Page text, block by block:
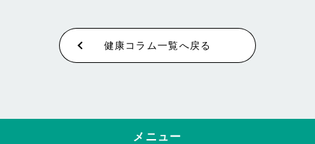
健康コラム一覧へ戻る
メニュー